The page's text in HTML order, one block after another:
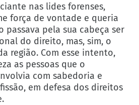
nas lides forenses,
força de vontade e queria
passava pela sua cabeça ser
do direito, mas, sim, o
região. Com esse intento,
as pessoas que o
com sabedoria e
em defesa dos direitos